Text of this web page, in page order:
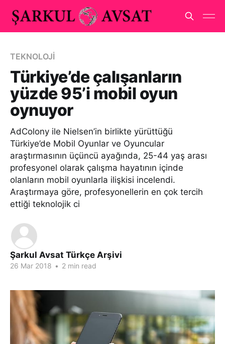
TEKNOLOJİ
Türkiye’de çalışanların
yüzde 95’i mobil oyun
oynuyor
AdColony ile Nielsen’in birlikte yürüttüğü
Türkiye’de Mobil Oyunlar ve Oyuncular
araştırmasının üçüncü ayağında, 25-44 yaş arası
profesyonel olarak çalışma hayatının içinde
olanların mobil oyunlarla ilişkisi incelendi.
Araştırmaya göre, profesyonellerin en çok tercih
ettiği teknolojik ci
Şarkul Avsat Türkçe Arşivi
26 Mar 2018 • 2 min read